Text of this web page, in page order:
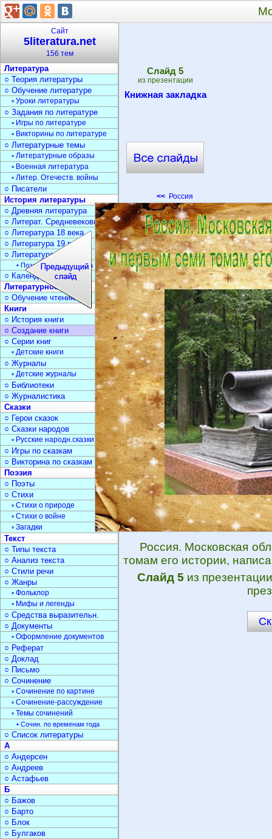
Cлайд 5
из презентации
Книжная закладка
<< Россия
Россия. Московская
томам его истории,
Слайд 5 из
Сайт
5literatura.net
156 тем
Литература
○ Теория литературы
○ Обучение литературе
▫ Уроки литературы
○ Задания по литературе
▫ Игры по литературе
▫ Викторины по литературе
○ Литературные темы
▫ Литературные образы
▫ Военная литература
▫ Литер. Отечеств. войны
○ Писатели
История литературы
○ Древняя литература
○ Литерат. Средневековья
○ Литература 18 века
○ Литература 19 века
○ Литература 20 века
• Поэзия Серебрян. века
○ Календарь дат
Литературное чтение
○ Обучение чтению
Книги
○ История книги
○ Создание книги
○ Серии книг
▫ Детские книги
○ Журналы
▫ Детские журналы
○ Библиотеки
○ Журналистика
Сказки
○ Герои сказок
○ Сказки народов
▫ Русские народн.сказки
○ Игры по сказкам
○ Викторина по сказкам
Поэзия
○ Поэты
○ Стихи
▫ Стихи о природе
▫ Стихи о войне
▫ Загадки
Текст
○ Типы текста
○ Анализ текста
○ Стили речи
○ Жанры
▫ Фольклор
▫ Мифы и легенды
○ Средства выразительн.
○ Документы
▫ Оформление документов
○ Реферат
○ Доклад
○ Письмо
○ Сочинение
▫ Сочинение по картине
▫ Сочинение-рассуждение
▫ Темы сочинений
• Сочин. по временам года
○ Список литературы
А
○ Андерсен
○ Андреев
○ Астафьев
Б
○ Бажов
○ Барто
○ Блок
○ Булгаков